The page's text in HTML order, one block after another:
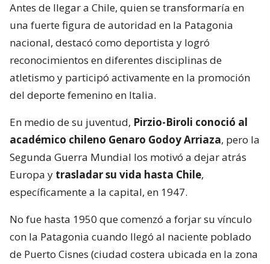
Antes de llegar a Chile, quien se transformaría en
una fuerte figura de autoridad en la Patagonia
nacional, destacó como deportista y logró
reconocimientos en diferentes disciplinas de
atletismo y participó activamente en la promoción
del deporte femenino en Italia.
En medio de su juventud, Pirzio-Biroli conoció al
académico chileno Genaro Godoy Arriaza, pero la
Segunda Guerra Mundial los motivó a dejar atrás
Europa y trasladar su vida hasta Chile,
específicamente a la capital, en 1947.
No fue hasta 1950 que comenzó a forjar su vínculo
con la Patagonia cuando llegó al naciente poblado
de Puerto Cisnes (ciudad costera ubicada en la zona